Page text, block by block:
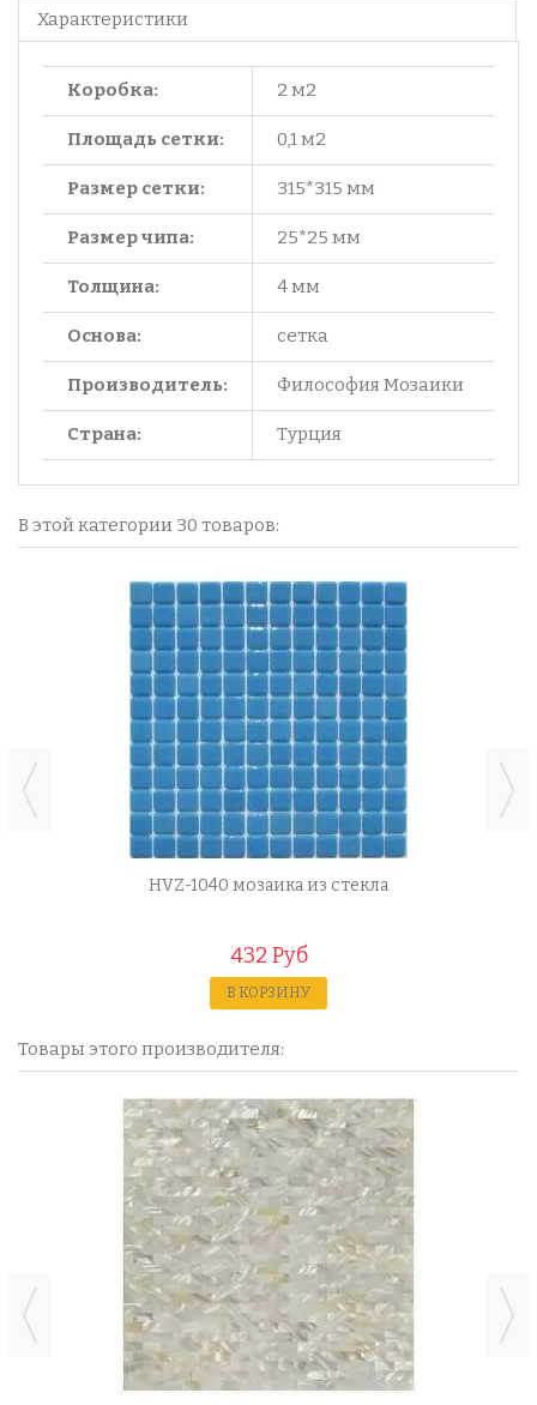
Характеристики
Коробка: 2 м2
Площадь сетки: 0,1 м2
Размер сетки: 315*315 мм
Размер чипа: 25*25 мм
Толщина: 4 мм
Основа: сетка
Производитель: Философия Мозаики
Страна: Турция
В этой категории 30 товаров:
HVZ-1040 мозаика из стекла
432 Руб
В КОРЗИНУ
Товары этого производителя: